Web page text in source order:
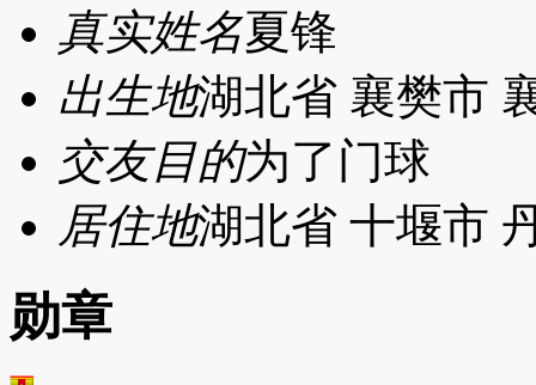
真实姓名夏锋
出生地湖北省 襄樊市
交友目的为了门球
居住地湖北省 十堰市
勋章